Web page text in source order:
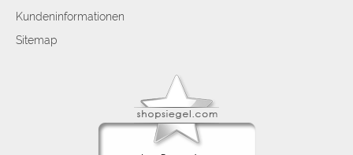
Kundeninformationen
Sitemap